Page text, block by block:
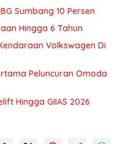
Sumbang 10 Persen
Hingga 6 Tahun
Volkswagen Di
Peluncuran Omoda
Hingga GIIAS 2026